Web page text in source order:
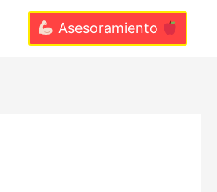
Asesoramiento